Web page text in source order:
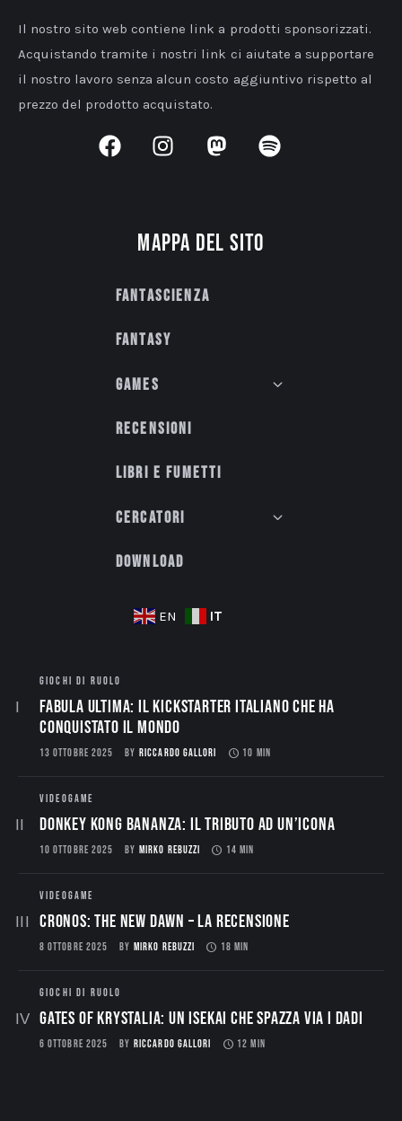
Il nostro sito web contiene link a prodotti sponsorizzati.
Acquistando tramite i nostri link ci aiutate a supportare
il nostro lavoro senza alcun costo aggiuntivo rispetto al
prezzo del prodotto acquistato.
Mappa del sito
Fantascienza
Fantasy
Games
Recensioni
Libri e fumetti
Cercatori
Download
EN IT
GIOCHI DI RUOLO
Fabula Ultima: il Kickstarter italiano che ha
conquistato il mondo
13 OTTOBRE 2025 BY RICCARDO GALLORI 10 MIN
VIDEOGAME
Donkey Kong Bananza: Il Tributo ad un’Icona
10 OTTOBRE 2025 BY MIRKO REBUZZI 14 MIN
VIDEOGAME
CRONOS: THE NEW DAWN – La Recensione
8 OTTOBRE 2025 BY MIRKO REBUZZI 18 MIN
GIOCHI DI RUOLO
Gates of Krystalia: Un Isekai che spazza via i dadi
6 OTTOBRE 2025 BY RICCARDO GALLORI 12 MIN